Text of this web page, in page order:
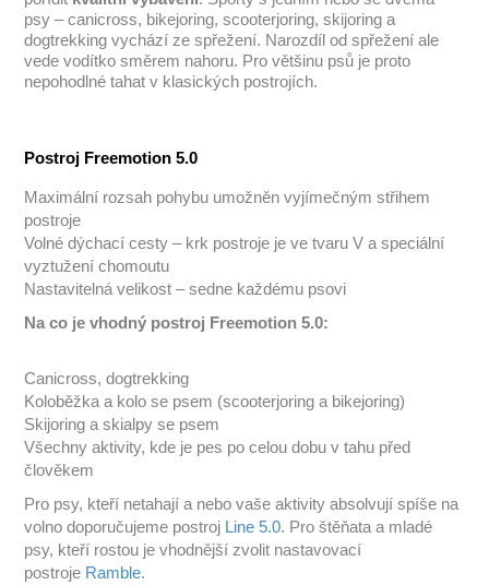
psy – canicross, bikejoring, scooterjoring, skijoring a
dogtrekking vychází ze spřežení. Narozdíl od spřežení ale
vede vodítko směrem nahoru. Pro většinu psů je proto
nepohodlné tahat v klasických postrojích.
Postroj Freemotion 5.0
Maximální rozsah pohybu umožněn vyjímečným střihem
postroje
Volné dýchací cesty – krk postroje je ve tvaru V a speciální
vyztužení chomoutu
Nastavitelná velikost – sedne každému psovi
Na co je vhodný postroj Freemotion 5.0:
Canicross, dogtrekking
Koloběžka a kolo se psem (scooterjoring a bikejoring)
Skijoring a skialpy se psem
Všechny aktivity, kde je pes po celou dobu v tahu před
člověkem
Pro psy, kteří netahají a nebo vaše aktivity absolvují spíše na
volno doporučujeme postroj Line 5.0. Pro štěňata a mladé
psy, kteří rostou je vhodnější zvolit nastavovací
postroje Ramble.